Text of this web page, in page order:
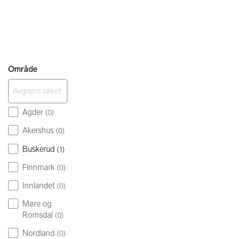
Område
Agder (0)
Akershus (0)
Buskerud (1)
Finnmark (0)
Innlandet (0)
Møre og
Romsdal (0)
Nordland (0)